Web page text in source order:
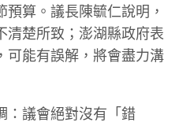
算。議長陳毓仁說明，
清楚所致；澎湖縣政府表
可能有誤解，將會盡力溝
：議會絕對沒有「錯